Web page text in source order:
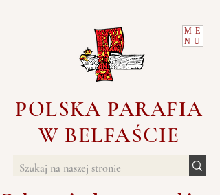
POLSKA PARAFIA
W BELFAŚCIE
ME
NU